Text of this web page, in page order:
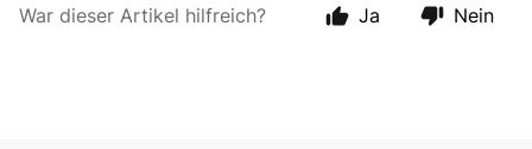
War dieser Artikel hilfreich? Ja Nein